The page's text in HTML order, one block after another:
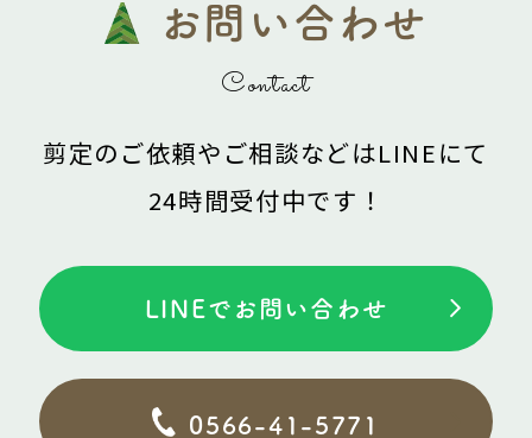
お問い合わせ
Contact
剪定のご依頼やご相談などはLINEにて
24時間受付中です！
LINEでお問い合わせ
0566-41-5771